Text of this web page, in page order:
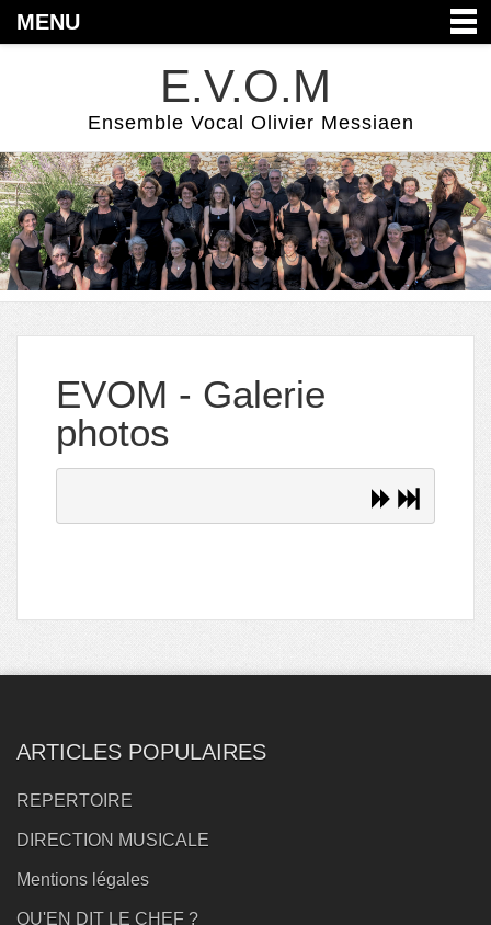
MENU
E.V.O.M
Ensemble Vocal Olivier Messiaen
EVOM - Galerie
photos
ARTICLES POPULAIRES
REPERTOIRE
DIRECTION MUSICALE
Mentions légales
QU'EN DIT LE CHEF ?